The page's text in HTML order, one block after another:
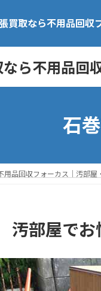
買取なら不用品回収
ら不用品回
石
用品回収フォーカス｜汚部屋
汚部屋で